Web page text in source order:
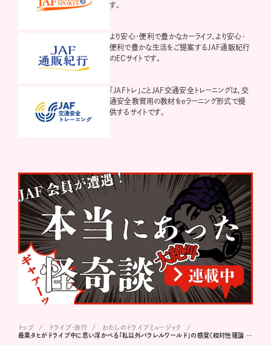
す。
より安心・便利で豊かなカーライフ、より安心・
便利で豊かな生活をご提案するJAF通販紀行
のECサイトです。
「JAFトレ」ことJAF交通安全トレーニングは、交
通安全教育用の教材をeラーニング形式で提
供するサイトです。
トップ ドライブ･旅行
わたしのドライブミュージック
最果タヒがドライブ中に思い浮かべる「私以外パラレルワールド」の感覚〈相対性理論 / ミス・パラレルワールド〉